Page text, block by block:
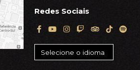
Redes Sociais